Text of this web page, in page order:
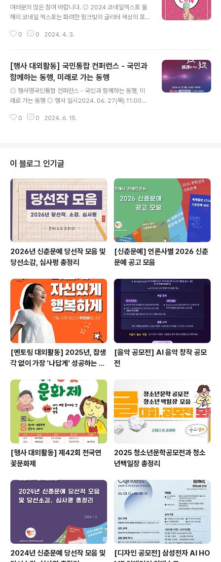
식 참가 예약 안내 - 별도의 주차권을 제공하지 않으니 대
중교통을 이용해 주시기 바랍니다. - 입장시 초청장 또는
예약은 PC 만 진행이 됩니다. ◎ 내 용 - 서울영상광고제
여러분의 많은 참여 바랍니다. ◎ 2024 코네일엑스포 올
해의 코네일 엑스포는 화려한 핑크빛의 글리터 색상의 포
번 코네일 엑스포도 친구 지인 가족들과 즐길 수 있는 공간
민 누구나 ◎ 접수기간 2024.01.01 (월) - 05.18(토) ◎
행사일 5월 19일(일) 코엑스 B홀 ※ 내용이 더 궁금하시다
면, 에서 확인하실 수 있습니다. ※ 주최사의 기획에 의해 변
경이 될 수 있으니, 반드시 주최사의 공고를 확인해 보시기
0 0 2024. 4. 3.
[행사 대외활동] 국민통합 컨퍼런스 - 국민과
함께하는 동행, 미래로 가는 동행
◎ 행사명국민통합 컨퍼런스 - 국민과 함께하는 동행, 미
래로 가는 동행 ◎ 행사 일시2024. 06. 27(목) 11:00~1
행 ◎ 행사 내용국민통합위원회 주요 특위별 운영성과 및
로 기프티콘 증정까지!여러분들의 많은 관심과 참여 바랍
니다! ◎ 문 의운영사무국 T. 02-6342-8800, E. kcoh
esion2024@gmail.com 많은 분들의 관심과 참여를
바라며, 이상 콘코에서 소식 전해 드렸습니다.​※ 내용이 더
궁금하시다면, 참가신청알아보기 >에서 확인하실 수 있..
0 0 2024. 6. 15.
이 블로그 인기글
2026년 신춘문예 당선작 모음 및
당선소감, 심사평 총정리
[신춘문예] 언론사별 2026 신춘
문예 공고 모음
[멘토링 대외활동] 2025년, 잡생
각 없이 가장 '나답게' 성공하는 법
[음악 공모전] AI 음악 창작 공모
전
[행사 대외활동] 제42회 전국연
꽃문화제
2025 청소년문학공모전과 청소
년백일장 총정리
2024년 신춘문예 당선작 모음 및
[디자인 공모전] 삼성전자 AI HO